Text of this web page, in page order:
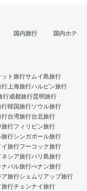
国内旅行 国内ホテル
ット旅行サムイ島旅行
行上海旅行ハルビン旅行
行成都旅行昆明旅行
行韓国旅行ソウル旅行
行台湾旅行台北旅行
旅行フィリピン旅行
旅行シンガポール旅行
イ旅行フーコック旅行
ネシア旅行バリ島旅行
ナバル旅行ぺナン旅行
ア旅行シェムリアップ旅行
旅行チェンナイ旅行